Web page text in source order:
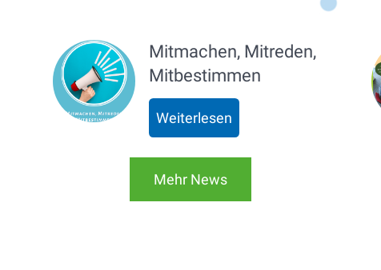
Mitmachen, Mitreden,
Mitbestimmen
Weiterlesen
Mehr News